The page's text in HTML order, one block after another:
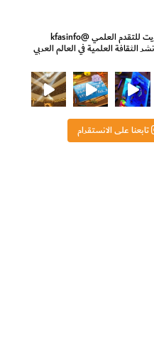
للتقدم العلمي@kfasinfo
الثقافة العلمية في العالم العربي
مجهزين لكم كل جديد!⁩
تابعنا على الانستقرام